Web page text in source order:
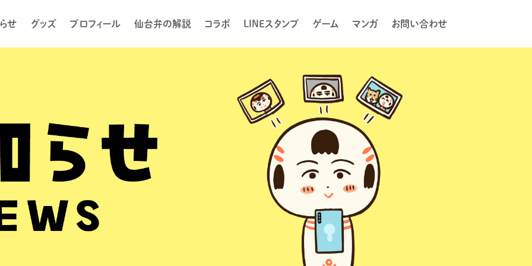
せ グッズ プロフィール 仙台弁の解説 コラボ LINEスタンプ ゲーム マンガ お問い合わせ